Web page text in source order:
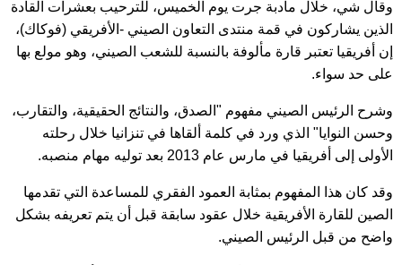
وقال شي، خلال مأدبة جرت يوم الخميس، للترحيب بعشرات القادة
الذين يشاركون في قمة منتدى التعاون الصيني -الأفريقي (فوكاك)،
إن أفريقيا تعتبر قارة مألوفة بالنسبة للشعب الصيني، وهو مولع بها
على حد سواء.
وشرح الرئيس الصيني مفهوم "الصدق، والنتائج الحقيقية، والتقارب،
وحسن النوايا" الذي ورد في كلمة ألقاها في تنزانيا خلال رحلته
الأولى إلى أفريقيا في مارس عام 2013 بعد توليه مهام منصبه.
وقد كان هذا المفهوم بمثابة العمود الفقري للمساعدة التي تقدمها
الصين للقارة الأفريقية خلال عقود سابقة قبل أن يتم تعريفه بشكل
واضح من قبل الرئيس الصيني.